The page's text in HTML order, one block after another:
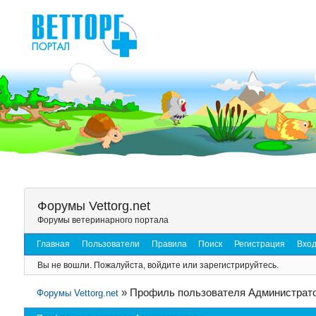
Форумы Vettorg.net
Форумы ветеринарного портала
Главная Пользователи Правила Поиск Регистрация Вход
Вы не вошли. Пожалуйста, войдите или зарегистрируйтесь.
Форумы Vettorg.net » Профиль пользователя